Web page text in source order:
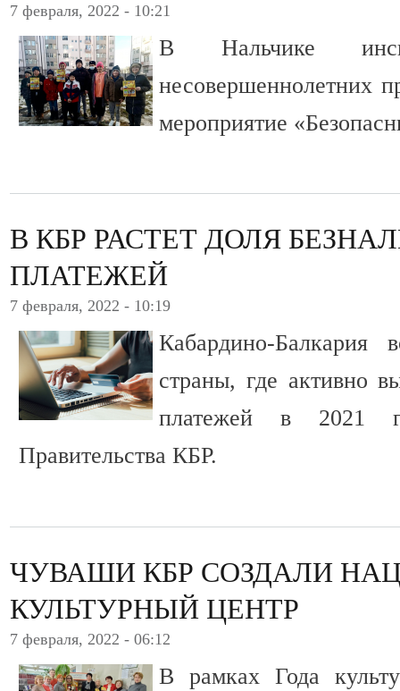
7 февраля, 2022 - 10:21
В Нальчике
несовершеннолетних
мероприятие
В КБР РАСТЕТ ДОЛЯ
ПЛАТЕЖЕЙ
7 февраля, 2022 - 10:19
Кабардино-
страны, где активно
платежей в 2021
Правительства КБР.
ЧУВАШИ КБР СОЗДАЛИ
КУЛЬТУРНЫЙ ЦЕНТР
7 февраля, 2022 - 06:12
В рамках Года